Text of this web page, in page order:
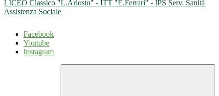
LICEO Classico "L.Ariosto" - ITT "E.Ferrari" - IPS Serv. Sanità
Assistenza Sociale
Facebook
Youtube
Instagram